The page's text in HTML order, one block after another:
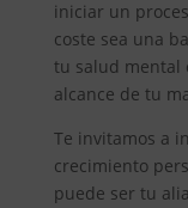
iniciar un
coste sea una
tu salud mental
alcance de tu
Te invitamos a
crecimiento
puede ser tu